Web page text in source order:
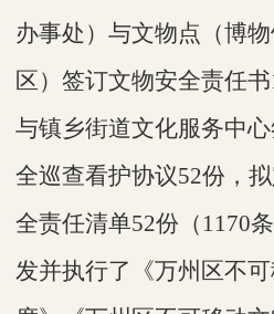
办事处）与文物点（博
区）签订文物安全责任
与镇乡街道文化服务中
全巡查看护协议52份，
全责任清单52份（1170
发并执行了《万州区不